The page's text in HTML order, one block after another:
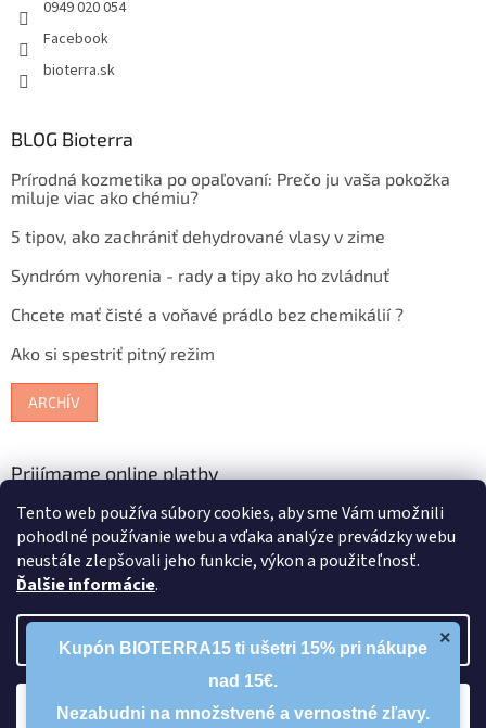
Tento web používa súbory cookies, aby sme Vám umožnili
pohodlné používanie webu a vďaka analýze prevádzky webu
neustále zlepšovali jeho funkcie, výkon a použiteľnosť.
Ďalšie informácie.
Nastavenie
Súhlasím
0949 020 054
Facebook
bioterra.sk
BLOG Bioterra
Prírodná kozmetika po opaľovaní: Prečo ju vaša pokožka
miluje viac ako chémiu?
5 tipov, ako zachrániť dehydrované vlasy v zime
Syndróm vyhorenia - rady a tipy ako ho zvládnuť
Chcete mať čisté a voňavé prádlo bez chemikálií ?
Ako si spestriť pitný režim
ARCHÍV
Prijímame online platby
Vytvoril Shoptet
Bioterra.sk. Všetky práva vyhradené.
nastavenie cookies
×
Kupón BIOTERRA15 ti ušetri 15% pri nákupe
nad 15€.
Nezabudni na množstvené a vernostné zľavy.